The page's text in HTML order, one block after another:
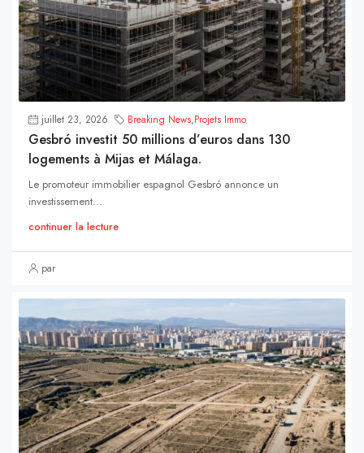
juillet 23, 2026 Breaking News,Projets Immo
Gesbró investit 50 millions d’euros dans 130
logements à Mijas et Málaga.
Le promoteur immobilier espagnol Gesbró annonce un
investissement...
continuer la lecture
par